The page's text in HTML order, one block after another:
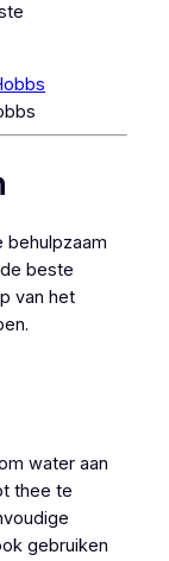
behulpzaam
beste
van het
water aan
thee te
gebruiken